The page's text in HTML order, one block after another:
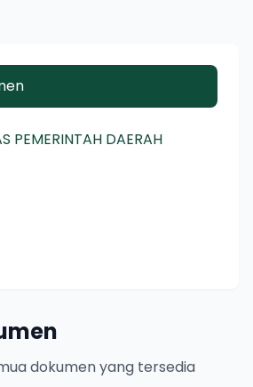
PEMERINTAH DAERAH
dokumen yang tersedia